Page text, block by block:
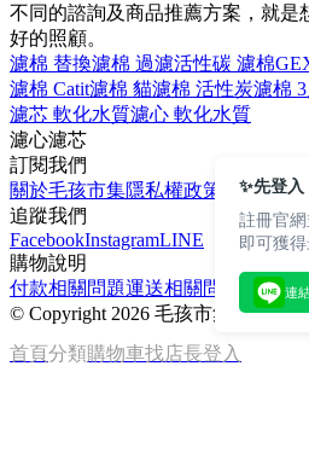
不同的諮詢及商品推薦方案，就是
好的照顧。
濾棉 替換濾棉 過濾活性碳 濾棉
濾棉 Catit濾棉 貓濾棉 活性炭濾棉 3
濾芯 軟化水質濾心 軟化水質
濾心濾芯
訂閱我們
關於毛孩市集隱私權政策
文章
追蹤我們
FacebookInstagramLINE
購物說明
付款相關問題運送相關問題
退換貨
© Copyright 2026 毛孩市集
首頁分類購物車找店長登入
✨先登
註冊官
即可獲
連